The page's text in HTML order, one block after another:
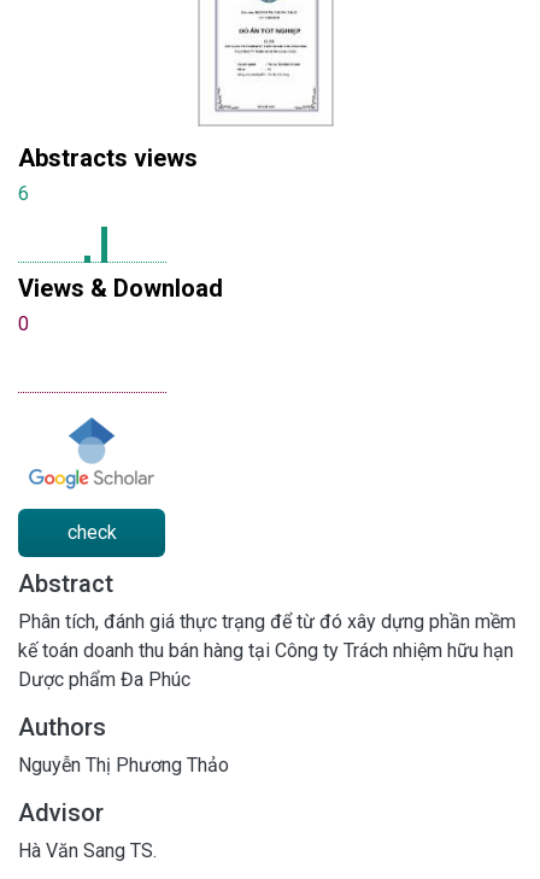
Abstracts views
6
Views & Download
0
check
Abstract
Phân tích, đánh giá thực trạng để từ đó xây dựng phần mềm
kế toán doanh thu bán hàng tại Công ty Trách nhiệm hữu hạn
Dược phẩm Đa Phúc
Authors
Nguyễn Thị Phương Thảo
Advisor
Hà Văn Sang TS.